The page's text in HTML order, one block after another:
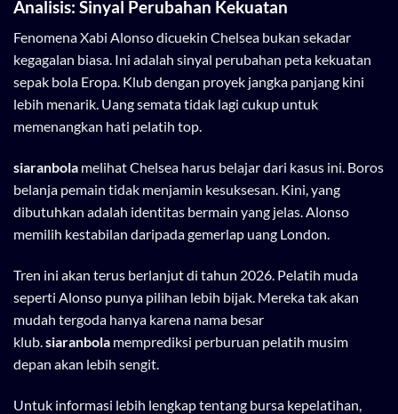
Analisis: Sinyal Perubahan Kekuatan
Fenomena Xabi Alonso dicuekin Chelsea bukan sekadar
kegagalan biasa. Ini adalah sinyal perubahan peta kekuatan
sepak bola Eropa. Klub dengan proyek jangka panjang kini
lebih menarik. Uang semata tidak lagi cukup untuk
memenangkan hati pelatih top.
siaranbola melihat Chelsea harus belajar dari kasus ini. Boros
belanja pemain tidak menjamin kesuksesan. Kini, yang
dibutuhkan adalah identitas bermain yang jelas. Alonso
memilih kestabilan daripada gemerlap uang London.
Tren ini akan terus berlanjut di tahun 2026. Pelatih muda
seperti Alonso punya pilihan lebih bijak. Mereka tak akan
mudah tergoda hanya karena nama besar
klub.siaranbola memprediksi perburuan pelatih musim
depan akan lebih sengit.
Untuk informasi lebih lengkap tentang bursa kepelatihan,